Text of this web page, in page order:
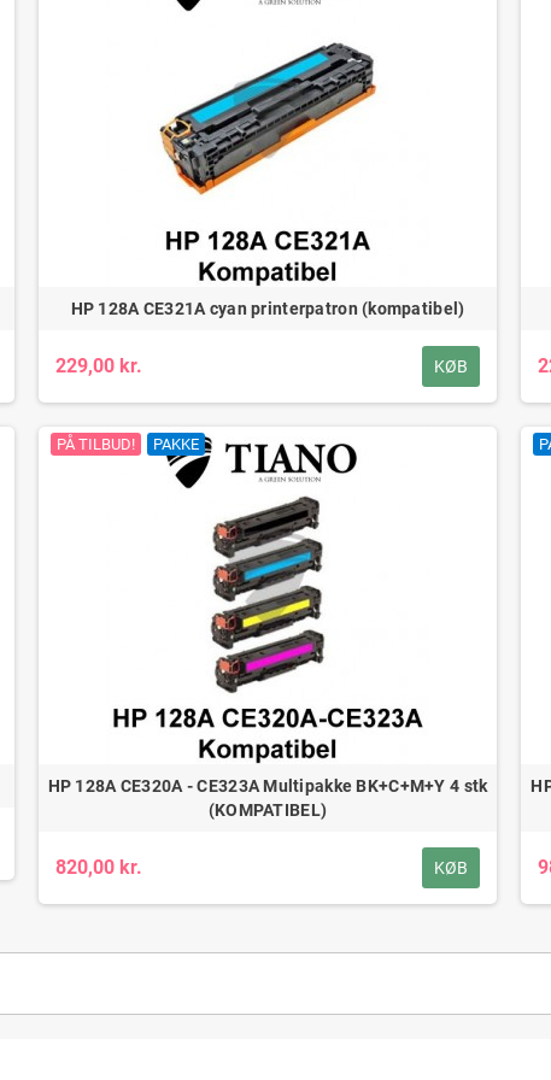
HP 128A CE321A cyan printerpatron (kompatibel)
229,00 kr. KØB
PÅ TILBUD! PAKKE
HP 128A CE320A - CE323A Multipakke BK+C+M+Y 4 stk
(KOMPATIBEL)
820,00 kr. KØB